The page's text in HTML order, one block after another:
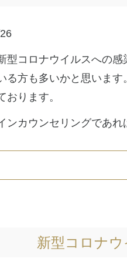
型コロナウイルスへの感
る方も多いかと思いま
おります。
ンカウンセリングであ
新型コロナ